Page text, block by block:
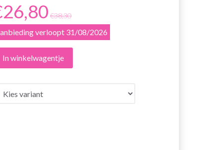
€38,30
verloopt 31/08/2026
In winkelwagentje